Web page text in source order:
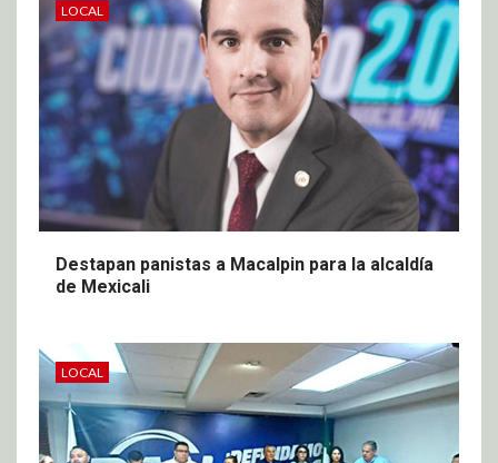
LOCAL
Destapan panistas a Macalpin para la alcaldía
de Mexicali
LOCAL